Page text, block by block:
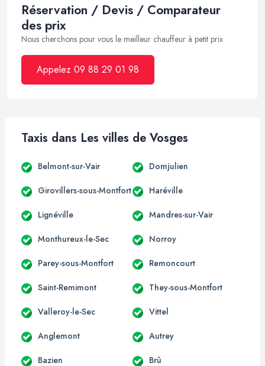
Réservation / Devis / Comparateur
des prix
Nous cherchons pour vous le meilleur chauffeur à petit prix
Appelez 09 88 29 01 98
Taxis dans Les villes de Vosges
Belmont-sur-Vair Domjulien
Girovillers-sous-Montfort Haréville
Lignéville Mandres-sur-Vair
Monthureux-le-Sec Norroy
Parey-sous-Montfort Remoncourt
Saint-Remimont They-sous-Montfort
Valleroy-le-Sec Vittel
Anglemont Autrey
Bazien Brû